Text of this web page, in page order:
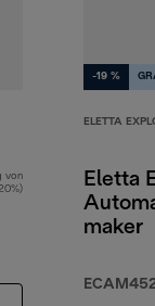
von
-19 %
ELETTA
Eletta
maker